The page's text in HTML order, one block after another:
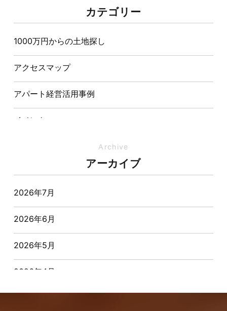
夏の熱中症対策は家づくりから。屋根・壁・基礎の構
造が快適さをつくる理由
【埼玉県経営品質知事賞】大野知事へ受賞のご報告と
表敬訪問を行いました
カテゴリー
1000万円からの土地探し
アクセスマップ
アパート経営活用事例
イベント
オーナー様からの質問
おすすめ物件
お客様インタビュー
お客様の声
Archive
アーカイブ
2026年7月
2026年6月
2026年5月
2026年4月